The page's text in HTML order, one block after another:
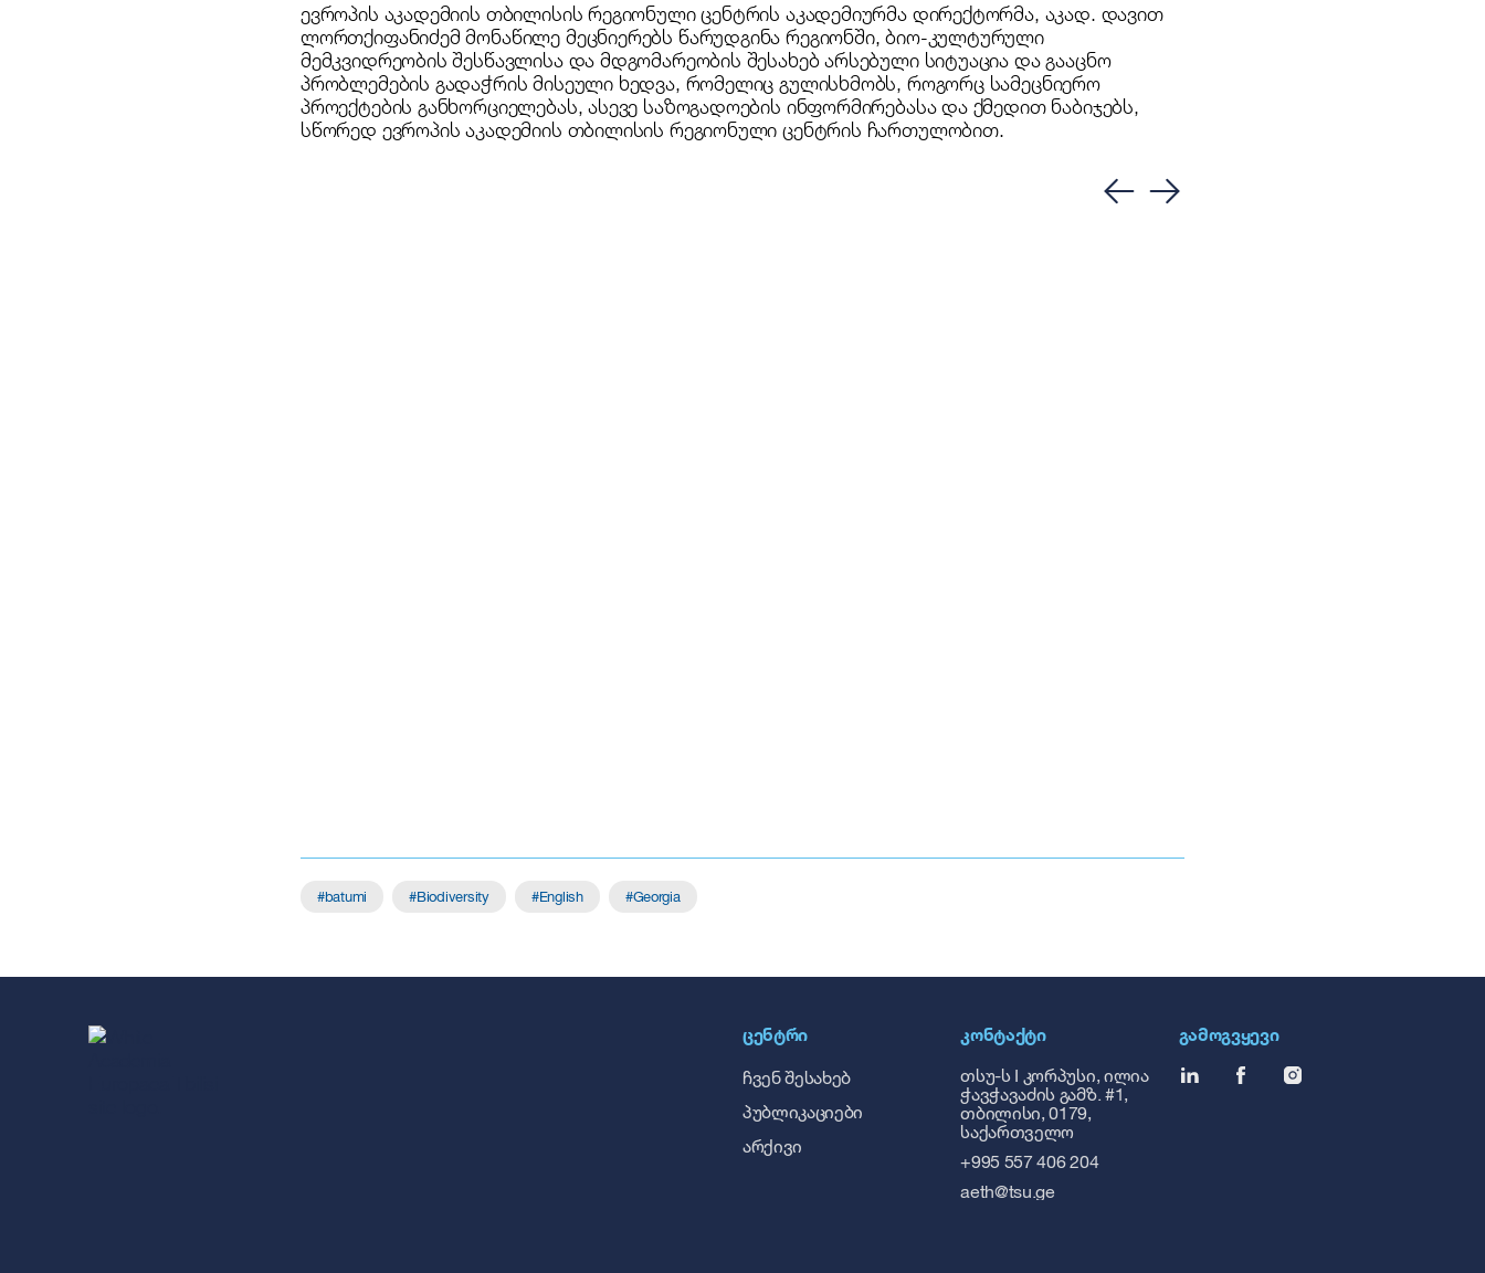
ევროპის აკადემიის თბილისის რეგიონული ცენტრის აკადემიურმა დირექტორმა, აკად. დავით
ლორთქიფანიძემ მონაწილე მეცნიერებს წარუდგინა რეგიონში, ბიო-კულტურული
მემკვიდრეობის შესწავლისა და მდგომარეობის შესახებ არსებული სიტუაცია და გააცნო
პრობლემების გადაჭრის მისეული ხედვა, რომელიც გულისხმობს, როგორც სამეცნიერო
პროექტების განხორციელებას, ასევე საზოგადოების ინფორმირებასა და ქმედით ნაბიჯებს,
სწორედ ევროპის აკადემიის თბილისის რეგიონული ცენტრის ჩართულობით.
batumi Biodiversity English Georgia
ᲪᲔᲜᲢᲠᲘ
ჩვენ შესახებ
პუბლიკაციები
არქივი
ᲙᲝᲜᲢᲐᲥᲢᲘ
თსუ-ს I კორპუსი, ილია
ჭავჭავაძის გამზ. #1,
თბილისი, 0179,
საქართველო
+995 557 406 204
aeth@tsu.ge
ᲒᲐᲛᲝᲒᲕᲧᲔᲕᲘ